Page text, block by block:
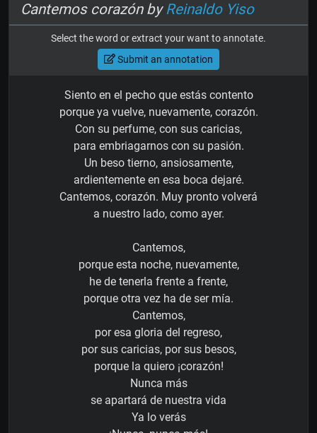
Cantemos corazón byReinaldo Yiso
Select the word or extract your want to annotate.
Submit an annotation
Siento en el pecho que estás contento
porque ya vuelve, nuevamente, corazón.
Con su perfume, con sus caricias,
para embriagarnos con su pasión.
Un beso tierno, ansiosamente,
ardientemente en esa boca dejaré.
Cantemos, corazón. Muy pronto volverá
a nuestro lado, como ayer.
Cantemos,
porque esta noche, nuevamente,
he de tenerla frente a frente,
porque otra vez ha de ser mía.
Cantemos,
por esa gloria del regreso,
por sus caricias, por sus besos,
porque la quiero ¡corazón!
Nunca más
se apartará de nuestra vida
Ya lo verás